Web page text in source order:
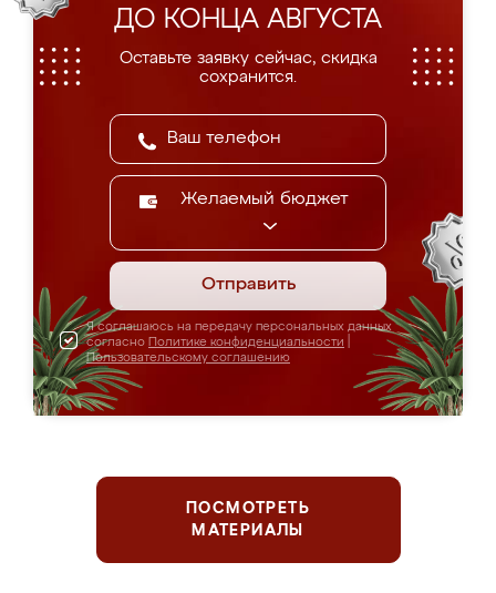
ДО КОНЦА АВГУСТА
Оставьте заявку сейчас, скидка
сохранится.
Желаемый бюджет
Отправить
Я соглашаюсь на передачу персональных данных
согласно Политике конфиденциальности
Пользовательскому соглашению
ПОСМОТРЕТЬ
МАТЕРИАЛЫ